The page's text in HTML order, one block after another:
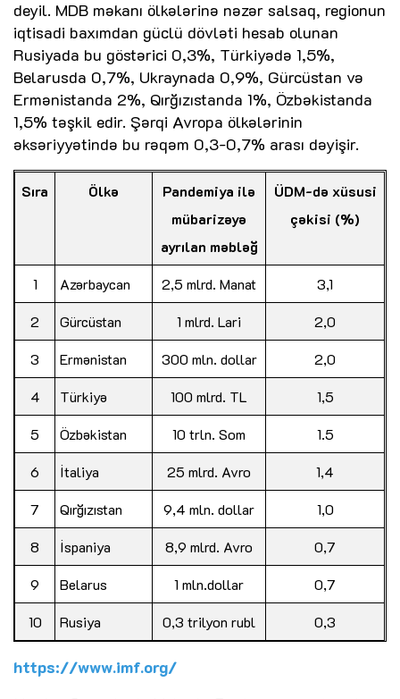
deyil. MDB məkanı ölkələrinə nəzər salsaq, regionun
iqtisadi baxımdan güclü dövləti hesab olunan
Rusiyada bu göstərici 0,3%, Türkiyədə 1,5%,
Belarusda 0,7%, Ukraynada 0,9%, Gürcüstan və
Ermənistanda 2%, Qırğızıstanda 1%, Özbəkistanda
1,5% təşkil edir. Şərqi Avropa ölkələrinin
əksəriyyətində bu rəqəm 0,3-0,7% arası dəyişir.
Sıra Ölkə
Pandemiya ilə
mübarizəyə
ayrılan məbləğ
ÜDM-də xüsusi
çəkisi (%)
1 Azərbaycan 2,5 mlrd. Manat
3,1
2
Gürcüstan 1 mlrd. Lari
2,0
3
Ermənistan 300 mln. dollar
2,0
4
Türkiyə 100 mlrd. TL
1,5
5
Özbəkistan 10 trln. Som
1.5
6
İtaliya 25 mlrd. Avro
1,4
7
Qırğızıstan 9,4 mln. dollar
1,0
8
İspaniya 8,9 mlrd. Avro
0,7
9
Belarus 1 mln.dollar
0,7
10
Rusiya 0,3 trilyon rubl 0,3
https://www.imf.org/